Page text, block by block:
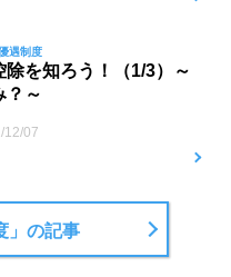
遇制度
除を知ろう！（1/3）～
？～
12/07
」の記事